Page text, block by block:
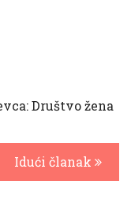
Društvo žena
Idući članak